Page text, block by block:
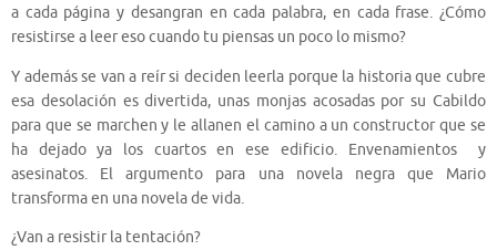
a cada página y desangran en cada palabra, en cada frase. ¿Cómo
resistirse a leer eso cuando tu piensas un poco lo mismo?
Y además se van a reír si deciden leerla porque la historia que cubre
esa desolación es divertida, unas monjas acosadas por su Cabildo
para que se marchen y le allanen el camino a un constructor que se
ha dejado ya los cuartos en ese edificio. Envenamientos y
asesinatos. El argumento para una novela negra que Mario
transforma en una novela de vida.
¿Van a resistir la tentación?